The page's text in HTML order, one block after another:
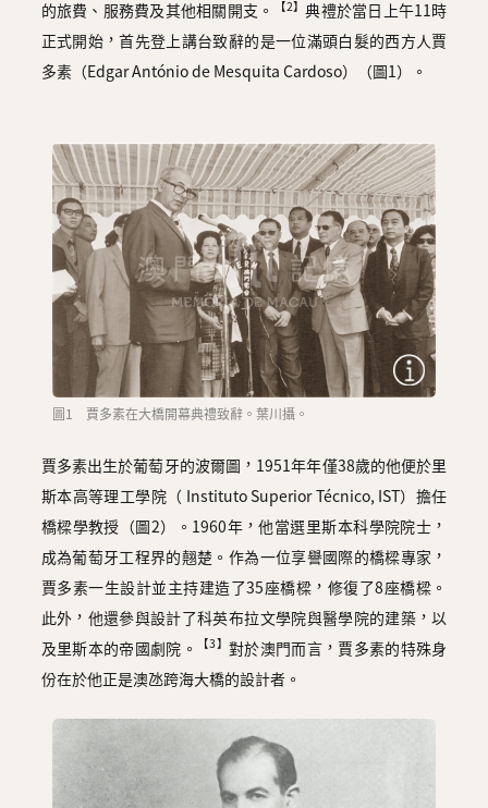
的旅費、服務費及其他相關開支。
【2】 典禮於當日上午11時
正式開始，首先登上講台致辭的是一位滿頭白髮的西方人賈
多素（Edgar António de Mesquita Cardoso）（圖1）。
圖1 賈多素在大橋開幕典禮致辭。葉川攝。
賈多素出生於葡萄牙的波爾圖，1951年年僅38歲的他便於里
斯本高等理工學院（ Instituto Superior Técnico, IST）擔任
橋樑學教授（圖2）。1960年，他當選里斯本科學院院士，
成為葡萄牙工程界的翹楚。作為一位享譽國際的橋樑專家，
賈多素一生設計並主持建造了35座橋樑，修復了8座橋樑。
此外，他還參與設計了科英布拉文學院與醫學院的建築，以
及里斯本的帝國劇院。
【3】對於澳門而言，賈多素的特殊身
份在於他正是澳氹跨海大橋的設計者。